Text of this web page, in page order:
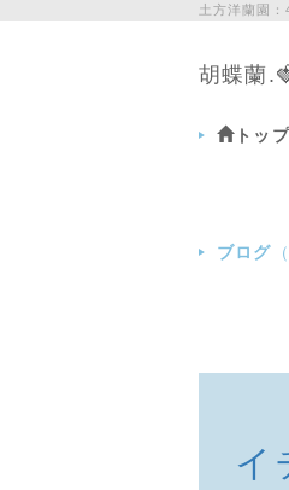
土方洋蘭園
胡蝶蘭
トッ
ブログ
イ